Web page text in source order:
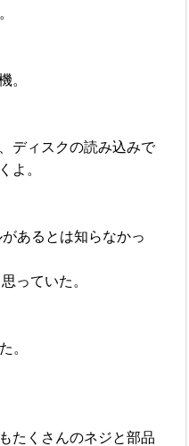
。
ディスクの読み込みで
よ。
あるとは知らなかっ
っていた。
。
たくさんのネジと部品